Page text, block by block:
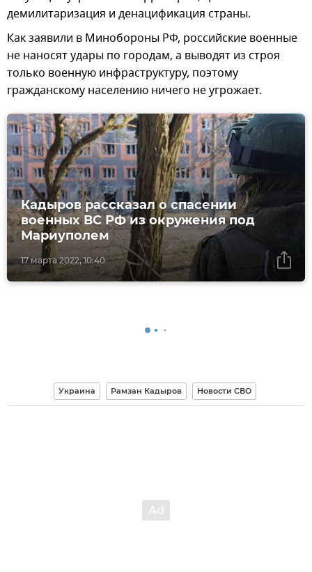
демилитаризация и денацификация страны.
Как заявили в Минобороны РФ, российские военные
не наносят удары по городам, а выводят из строя
только военную инфраструктуру, поэтому
гражданскому населению ничего не угрожает.
17 марта 2022, 10:40
Кадыров рассказал о спасении
военных ВС РФ из окружения под
Мариуполем
Украина Рамзан Кадыров Новости СВО